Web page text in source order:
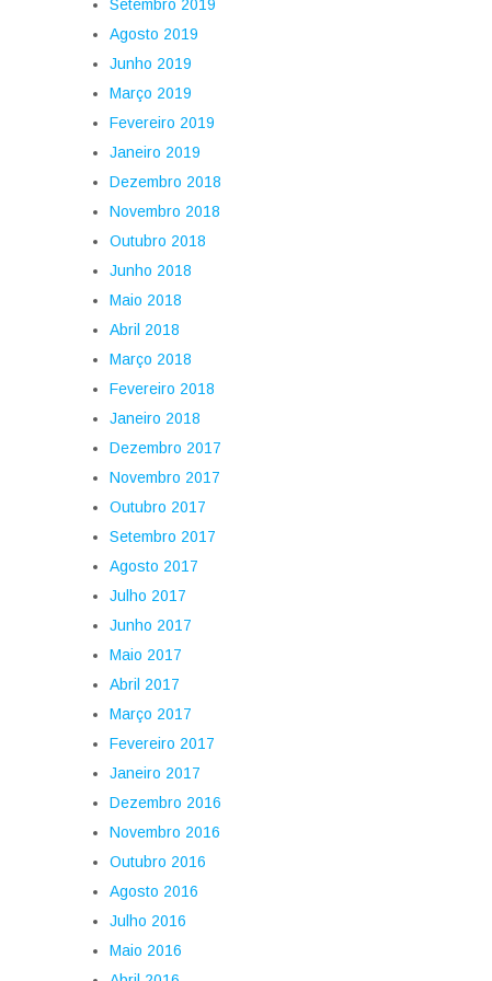
Setembro 2019
Agosto 2019
Junho 2019
Março 2019
Fevereiro 2019
Janeiro 2019
Dezembro 2018
Novembro 2018
Outubro 2018
Junho 2018
Maio 2018
Abril 2018
Março 2018
Fevereiro 2018
Janeiro 2018
Dezembro 2017
Novembro 2017
Outubro 2017
Setembro 2017
Agosto 2017
Julho 2017
Junho 2017
Maio 2017
Abril 2017
Março 2017
Fevereiro 2017
Janeiro 2017
Dezembro 2016
Novembro 2016
Outubro 2016
Agosto 2016
Julho 2016
Maio 2016